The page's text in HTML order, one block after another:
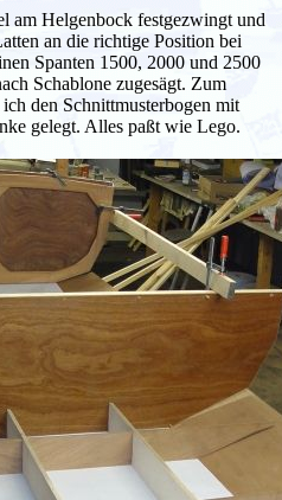
am Helgenbock festgezwingt und
an die richtige Position bei
Spanten 1500, 2000 und 2500
Schablone zugesägt. Zum
den Schnittmusterbogen mit
gelegt. Alles paßt wie Lego.